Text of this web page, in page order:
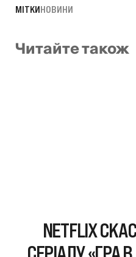
МІТКИНОВИНИ
Читайте також
NETFLIX